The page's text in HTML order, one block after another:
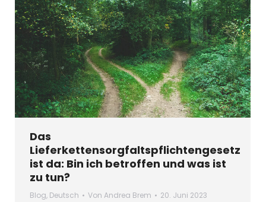
Das
Lieferkettensorgfaltspflichtengesetz
ist da: Bin ich betroffen und was ist
zu tun?
Blog, Deutsch Von Andrea Brem 20. Juni 2023